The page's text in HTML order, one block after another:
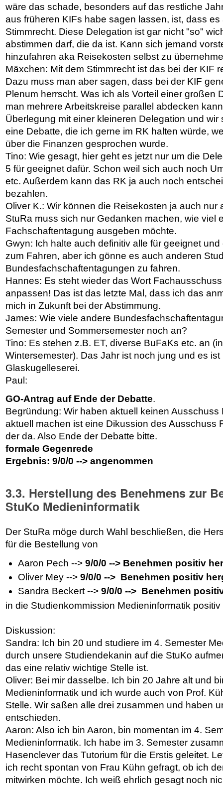
wäre das schade, besonders auf das restliche
aus früheren KIFs habe sagen lassen, ist, dass es
Stimmrecht. Diese Delegation ist gar nicht "so"
abstimmen darf, die da ist. Kann sich jemand
hinzufahren aka Reisekosten selbst zu
Mäxchen: Mit dem Stimmrecht ist das bei der KIF
Dazu muss man aber sagen, dass bei der KIF
Plenum herrscht. Was ich als Vorteil einer großen
man mehrere Arbeitskreise parallel abdecken
Überlegung mit einer kleineren Delegation und wir
eine Debatte, die ich gerne im RK halten würde,
über die Finanzen gesprochen wurde.
Tino: Wie gesagt, hier geht es jetzt nur um die
5 für geeignet dafür. Schon weil sich auch noch
etc. Außerdem kann das RK ja auch noch
bezahlen.
Oliver K.: Wir können die Reisekosten ja auch nur
StuRa muss sich nur Gedanken machen, wie viel
Fachschaftentagung ausgeben möchte.
Gwyn: Ich halte auch definitiv alle für geeignet
zum Fahren, aber ich gönne es auch anderen
Bundesfachschaftentagungen zu fahren.
Hannes: Es steht wieder das Wort
anpassen! Das ist das letzte Mal, dass ich das
mich in Zukunft bei der Abstimmung.
James: Wie viele andere
Semester und Sommersemester noch an?
Tino: Es stehen z.B. ET, diverse BuFaKs etc. an
Wintersemester). Das Jahr ist noch jung und es
Glaskugelleserei.
Paul:
GO-Antrag auf Ende der Debatte.
Begründung: Wir haben aktuell keinen
aktuell machen ist eine Dikussion des Ausschuss
der da. Also Ende der Debatte bitte.
formale Gegenrede
Ergebnis: 9/0/0 --> angenommen
3.3. Herstellung des Benehmens zur
StuKo Medieninformatik
Der StuRa möge durch Wahl beschließen, die
für die Bestellung von
Aaron Pech -->9/0/0 --> Benehmen positiv
Oliver Mey -->9/0/0 --> Benehmen positiv
Sandra Beckert -->9/0/0 --> Benehmen
in die Studienkommission Medieninformatik
Diskussion:
Sandra: Ich bin 20 und studiere im 4. Semester
durch unsere Studiendekanin auf die StuKo
das eine relativ wichtige Stelle ist.
Oliver: Bei mir dasselbe. Ich bin 20 Jahre alt und
Medieninformatik und ich wurde auch von Prof.
Stelle. Wir saßen alle drei zusammen und haben
entschieden.
Aaron: Also ich bin Aaron, bin momentan im 4.
Medieninformatik. Ich habe im 3. Semester
Hasenclever das Tutorium für die Erstis geleitet.
ich recht spontan von Frau Kühn gefragt, ob ich
mitwirken möchte. Ich weiß ehrlich gesagt noch